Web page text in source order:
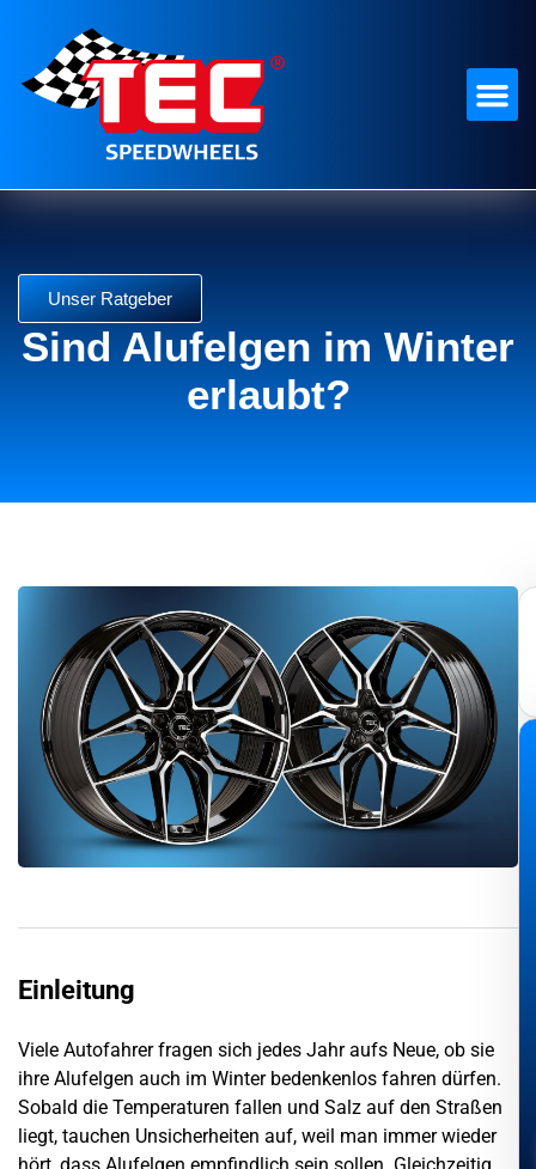
Unser Ratgeber
Sind Alufelgen im Winter
erlaubt?
Einleitung
Viele Autofahrer fragen sich jedes Jahr aufs Neue, ob sie
ihre Alufelgen auch im Winter bedenkenlos fahren dürfen.
Sobald die Temperaturen fallen und Salz auf den Straßen
liegt, tauchen Unsicherheiten auf, weil man immer wieder